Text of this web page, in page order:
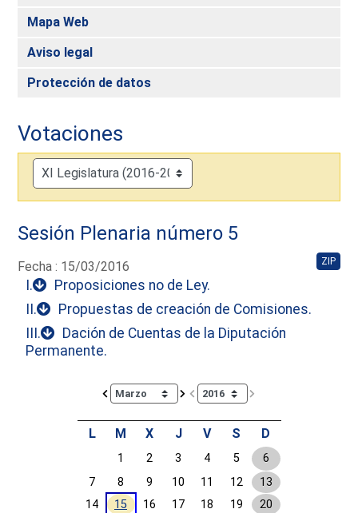
Mapa Web
Aviso legal
Protección de datos
Votaciones
Sesión Plenaria número 5
Fecha : 15/03/2016 ZIP
I.
Proposiciones no de Ley.
II.
Propuestas de creación de Comisiones.
III.
Dación de Cuentas de la Diputación
Permanente.
Calendar io de actividades. Doce Legislatura
L M X J V S D
1 2 3 4 5
6
7
8 9 10 11 12
13
14
15 16 17 18 19
20